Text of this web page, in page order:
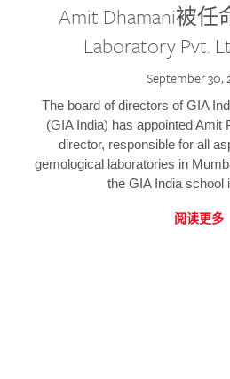
Amit Dhamani被任
Laboratory Pvt.
September 30,
The board of directors of GIA
(GIA India) has appointed Amit
director, responsible for all
gemological laboratories in
the GIA India school
阅读更多